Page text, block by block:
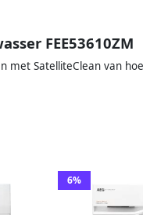
FEE53610ZM
SatelliteClean van
6%